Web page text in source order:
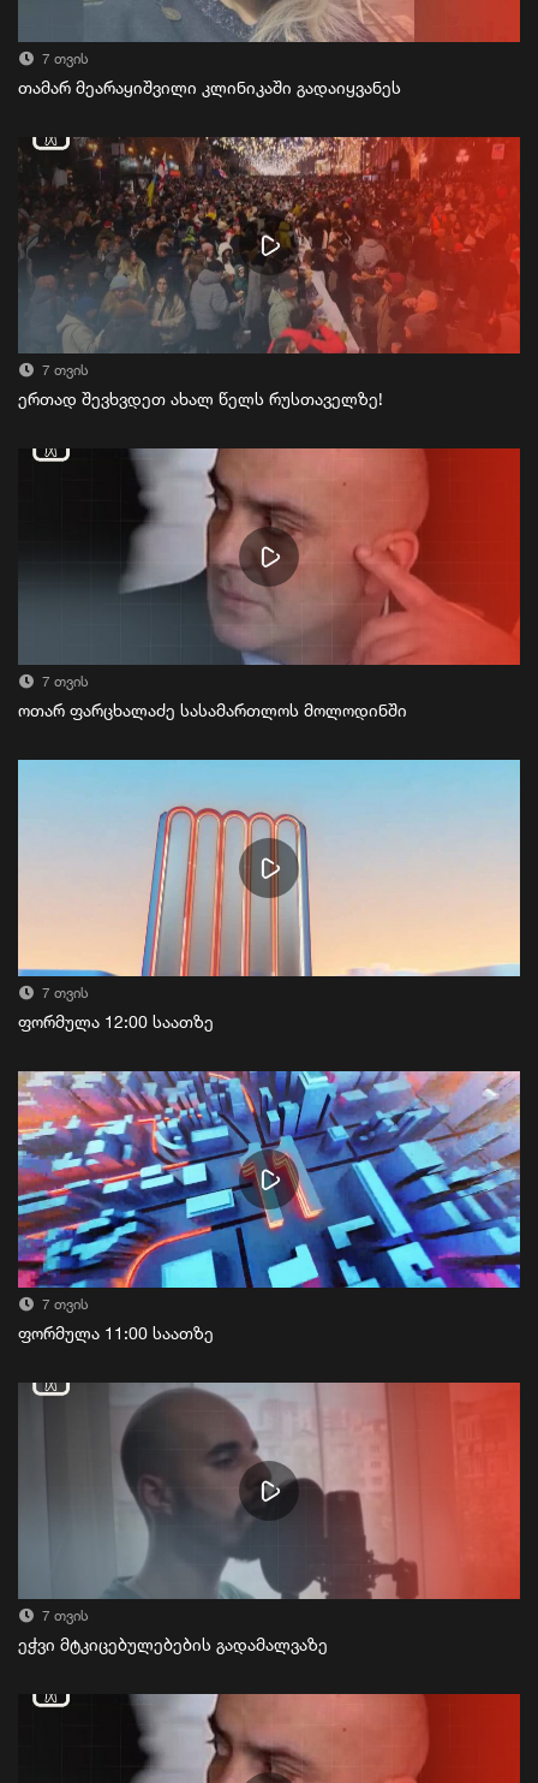
7 თვის
თამარ მეარაყიშვილი კლინიკაში გადაიყვანეს
7 თვის
ერთად შევხვდეთ ახალ წელს რუსთაველზე!
7 თვის
ოთარ ფარცხალაძე სასამართლოს მოლოდინში
7 თვის
ფორმულა 12:00 საათზე
7 თვის
ფორმულა 11:00 საათზე
7 თვის
ეჭვი მტკიცებულებების გადამალვაზე